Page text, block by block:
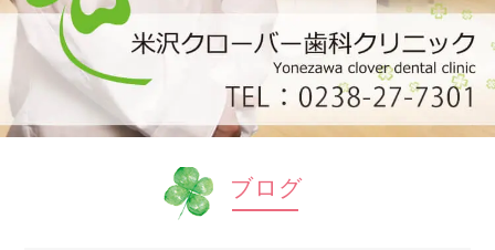
ブログ